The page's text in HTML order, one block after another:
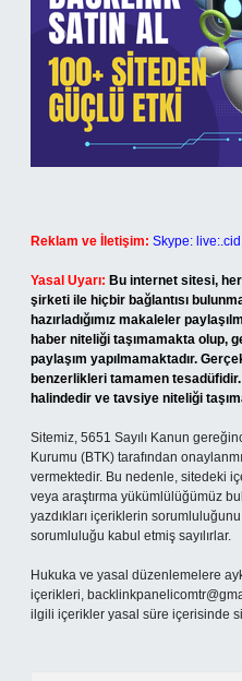
Reklam ve İletişim: Skype:
Yasal Uyarı: Bu internet sitesi,
şirketi ile hiçbir bağlantısı
hazırladığımız makaleler
haber niteliği taşımamakta olup,
paylaşım yapılmamaktadır.
benzerlikleri tamamen
halindedir ve tavsiye niteliği
Sitemiz, 5651 Sayılı Kanun
Kurumu (BTK) tarafından
vermektedir. Bu nedenle, sitedeki
veya araştırma yükümlülüğümüz
yazdıkları içeriklerin
sorumluluğu kabul etmiş sayılırlar.
Hukuka ve yasal düzenlemelere
içerikleri,
ilgili içerikler yasal süre içerisinde